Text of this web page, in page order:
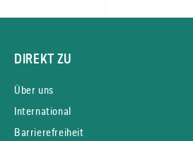
DIREKT ZU
Über uns
International
Barrierefreiheit